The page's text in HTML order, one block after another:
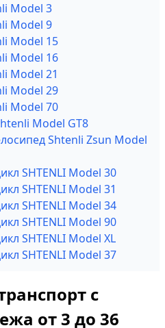
Model 3
Model 9
Model 15
Model 16
Model 21
Model 29
Model 70
Model GT8
Shtenli Zsun Model
SHTENLI Model 30
SHTENLI Model 31
SHTENLI Model 34
SHTENLI Model 90
SHTENLI Model XL
SHTENLI Model 37
с
от 3 до 36